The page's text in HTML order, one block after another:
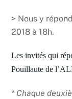
> Nous y
2018 à 18h.
Les invités qui
Pouillaute de
* Chaque